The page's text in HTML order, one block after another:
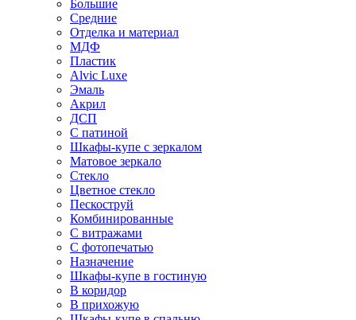
Большие
Средние
Отделка и материал
МДФ
Пластик
Alvic Luxe
Эмаль
Акрил
ДСП
С патиной
Шкафы-купе с зеркалом
Матовое зеркало
Стекло
Цветное стекло
Пескоструй
Комбинированные
С витражами
С фотопечатью
Назначение
Шкафы-купе в гостиную
В коридор
В прихожую